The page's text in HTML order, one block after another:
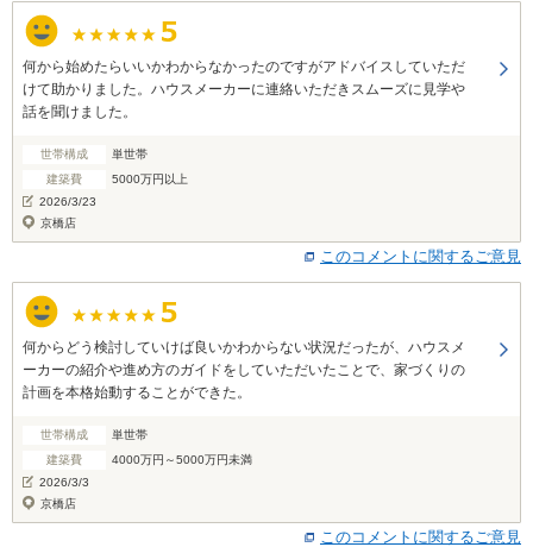
何から始めたらいいかわからなかったのですがアドバイスしていただ
けて助かりました。ハウスメーカーに連絡いただきスムーズに見学や
話を聞けました。
世帯構成
単世帯
建築費
5000万円以上
2026/3/23
京橋店
このコメントに関するご意見
何からどう検討していけば良いかわからない状況だったが、ハウスメ
ーカーの紹介や進め方のガイドをしていただいたことで、家づくりの
計画を本格始動することができた。
世帯構成
単世帯
建築費
4000万円～5000万円未満
2026/3/3
京橋店
このコメントに関するご意見